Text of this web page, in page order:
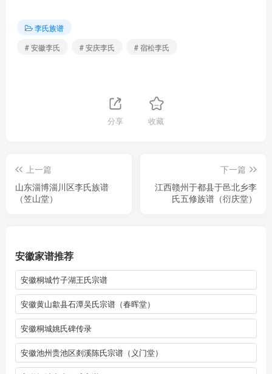
李氏族谱
# 安徽李氏
# 安庆李氏 # 宿松李氏
分享 收藏
上一篇
山东淄博淄川区李氏族谱
（笠山堂）
下一篇
江西赣州于都县于邑北乡李
氏五修族谱（衍庆堂）
安徽家谱推荐
安徽桐城竹子湖王氏宗谱
安徽黄山歙县石潭吴氏宗谱（春晖堂）
安徽桐城姚氏碑传录
安徽池州贵池区剡溪陈氏宗谱（义门堂）